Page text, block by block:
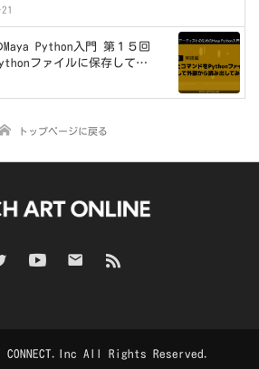
Maya Python入門 第１５回
ファイルに保存して外
！」
トップページに戻る
CONNECT.Inc All Rights Reserved.